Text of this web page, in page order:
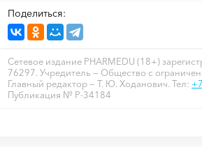
Поделиться:
Сетевое издание PHARMEDU (18+)
76297. Учредитель — Общество с
Главный редактор — Т. Ю. Ходанович. Тел:
Публикация № P-34184